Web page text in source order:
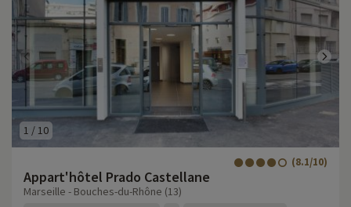
1 / 10
Appart'hôtel Prado Castellane
(8.1/10)
Marseille - Bouches-du-Rhône (13)